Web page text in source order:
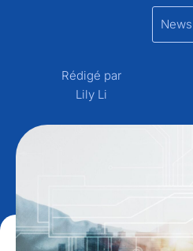
News
Rédigé par
Lily Li